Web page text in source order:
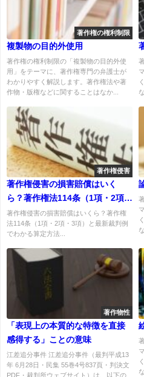
著作権の権利制限
複製物の目的外使用
著作権の権利制限の「複製物の目的外使
用」をテーマに、著作権専門の弁護士が
わかりやすく解説します。著作権法や著
作物・版権などに関することはなか...
著作権侵害
著作権侵害の損害賠償はいく
ら？著作権法114条（1項・2項・
3項）と最新裁判例でわかる算定
方法
著作権侵害の損害賠償はいくら？著作権
法114条（1項・2項・3項）と最新裁判例
でわかる算定方法...
著作物性
「表現上の本質的な特徴を直接
感得する」ことの意味
江差追分事件 江差追分事件（最判平成13
年 6月28日・民集 55巻4号837頁・判決文
PDF・裁判所ウェブサイト）は、以下の